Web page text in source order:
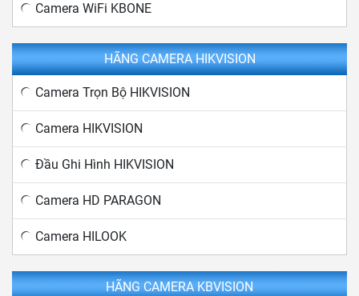
Camera WiFi KBONE
HÃNG CAMERA HIKVISION
Camera Trọn Bộ HIKVISION
Camera HIKVISION
Đầu Ghi Hình HIKVISION
Camera HD PARAGON
Camera HILOOK
HÃNG CAMERA KBVISION